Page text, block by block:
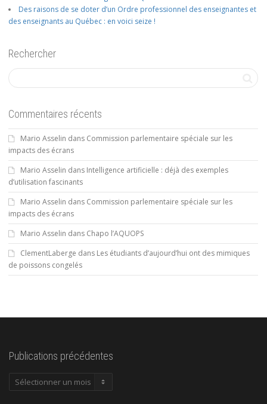
Des raisons de se doter d’un Ordre professionnel des enseignantes et
des enseignants au Québec : en voici seize !
Rechercher
Commentaires récents
Mario Asselin dans Commission parlementaire spéciale sur les
impacts des écrans
Mario Asselin dans Intelligence artificielle : déjà des exemples
d’utilisation fascinants
Mario Asselin dans Commission parlementaire spéciale sur les
impacts des écrans
Mario Asselin dans Chapo l’AQUOPS
ClementLaberge dans Les étudiants d’aujourd’hui ont des mimiques
de poissons congelés
Publications précédentes
Publications